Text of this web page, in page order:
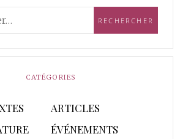
CATÉGORIES
ARTICLES
ÉVÉNEMENTS